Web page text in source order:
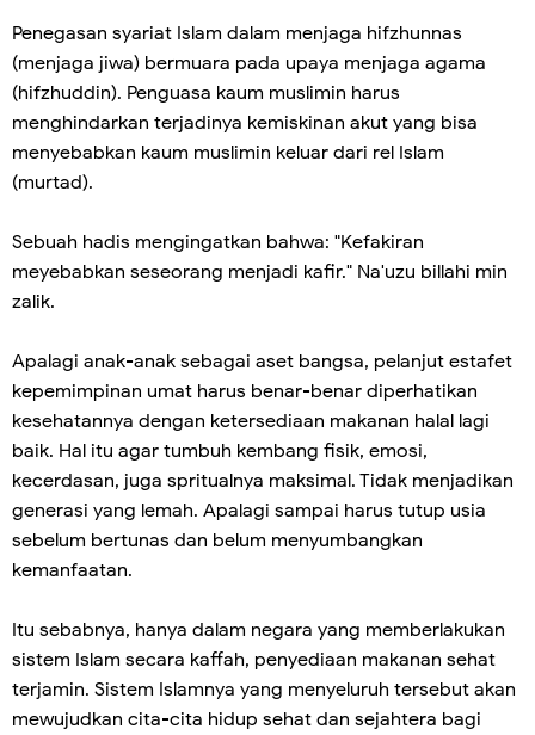
Penegasan syariat Islam dalam menjaga hifzhunnas
(menjaga jiwa) bermuara pada upaya menjaga agama
(hifzhuddin). Penguasa kaum muslimin harus
menghindarkan terjadinya kemiskinan akut yang bisa
menyebabkan kaum muslimin keluar dari rel Islam
(murtad).
Sebuah hadis mengingatkan bahwa: "Kefakiran
meyebabkan seseorang menjadi kafir." Na'uzu billahi min
zalik.
Apalagi anak-anak sebagai aset bangsa, pelanjut estafet
kepemimpinan umat harus benar-benar diperhatikan
kesehatannya dengan ketersediaan makanan halal lagi
baik. Hal itu agar tumbuh kembang fisik, emosi,
kecerdasan, juga spritualnya maksimal. Tidak menjadikan
generasi yang lemah. Apalagi sampai harus tutup usia
sebelum bertunas dan belum menyumbangkan
kemanfaatan.
Itu sebabnya, hanya dalam negara yang memberlakukan
sistem Islam secara kaffah, penyediaan makanan sehat
terjamin. Sistem Islamnya yang menyeluruh tersebut akan
mewujudkan cita-cita hidup sehat dan sejahtera bagi